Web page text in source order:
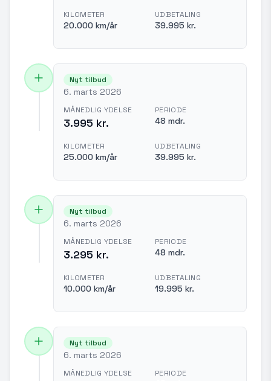
KILOMETER
20.000 km/år
UDBETALING
39.995 kr.
Nyt tilbud
6. marts 2026
MÅNEDLIG YDELSE
3.995 kr.
PERIODE
48 mdr.
KILOMETER
25.000 km/år
UDBETALING
39.995 kr.
Nyt tilbud
6. marts 2026
MÅNEDLIG YDELSE
3.295 kr.
PERIODE
48 mdr.
KILOMETER
10.000 km/år
UDBETALING
19.995 kr.
Nyt tilbud
6. marts 2026
MÅNEDLIG YDELSE PERIODE